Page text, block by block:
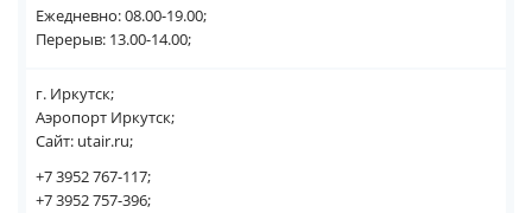
Ежедневно: 08.00-19.00;
Перерыв: 13.00-14.00;
г. Иркутск;
Аэропорт Иркутск;
Сайт: utair.ru;
+7 3952 767-117;
+7 3952 757-396;